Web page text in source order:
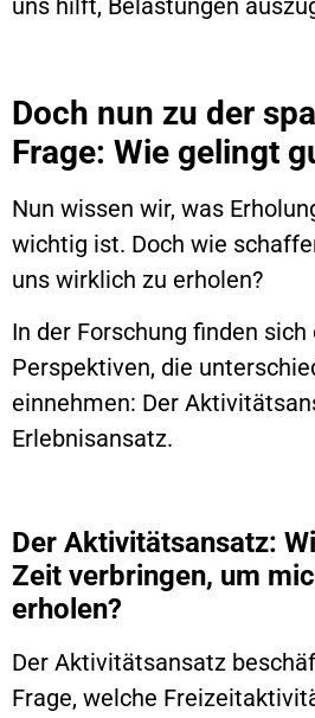
uns hilft, Belastungen
Doch nun zu der
Frage: Wie gelingt
Nun wissen wir, was
wichtig ist. Doch wie
uns wirklich zu erholen?
In der Forschung finden sich
Perspektiven, die
einnehmen: Der
Erlebnisansatz.
Der Aktivitätsansatz:
Zeit verbringen, um
erholen?
Der Aktivitätsansatz
Frage, welche